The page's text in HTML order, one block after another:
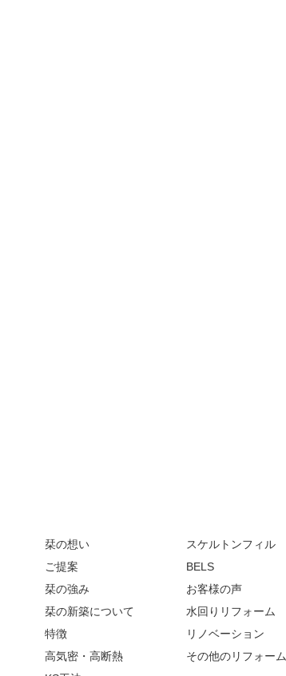
栞の想い
ご提案
栞の強み
栞の新築について
特徴
高気密・高断熱
スケルトンフィル
BELS
お客様の声
水回りリフォーム
リノベーション
その他のリフォーム